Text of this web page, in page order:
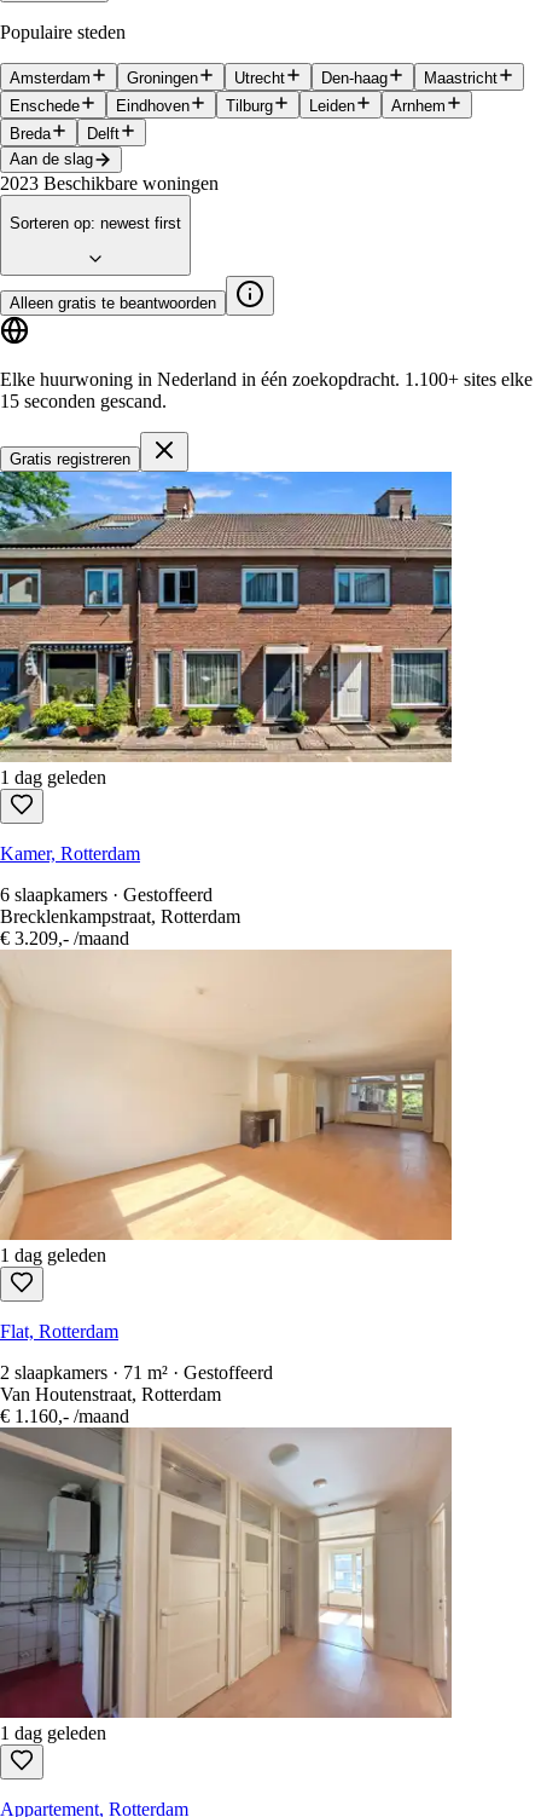
Populaire steden
Amsterdam Groningen Utrecht Den-haag
Maastricht
Enschede
Eindhoven Tilburg Leiden
Arnhem
Breda
Delft
Aan de slag
2023 Beschikbare woningen
Sorteren op: newest first
Alleen gratis te beantwoorden
Elke huurwoning in Nederland in één zoekopdracht. 1.100+ sites elke
15 seconden gescand.
Gratis registreren
1 dag geleden
Kamer, Rotterdam
6 slaapkamers · Gestoffeerd
Brecklenkampstraat, Rotterdam
€ 3.209,- /maand
1 dag geleden
Flat, Rotterdam
2 slaapkamers · 71 m² · Gestoffeerd
Van Houtenstraat, Rotterdam
€ 1.160,- /maand
1 dag geleden
Appartement, Rotterdam